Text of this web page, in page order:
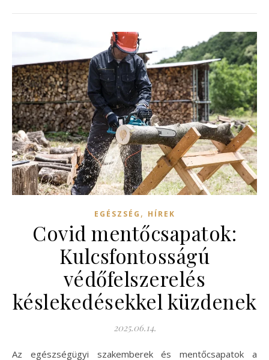
EGÉSZSÉG , HÍREK
Covid mentőcsapatok:
Kulcsfontosságú
védőfelszerelés
késlekedésekkel küzdenek
2025.06.14.
Az egészségügyi szakemberek és mentőcsapatok a